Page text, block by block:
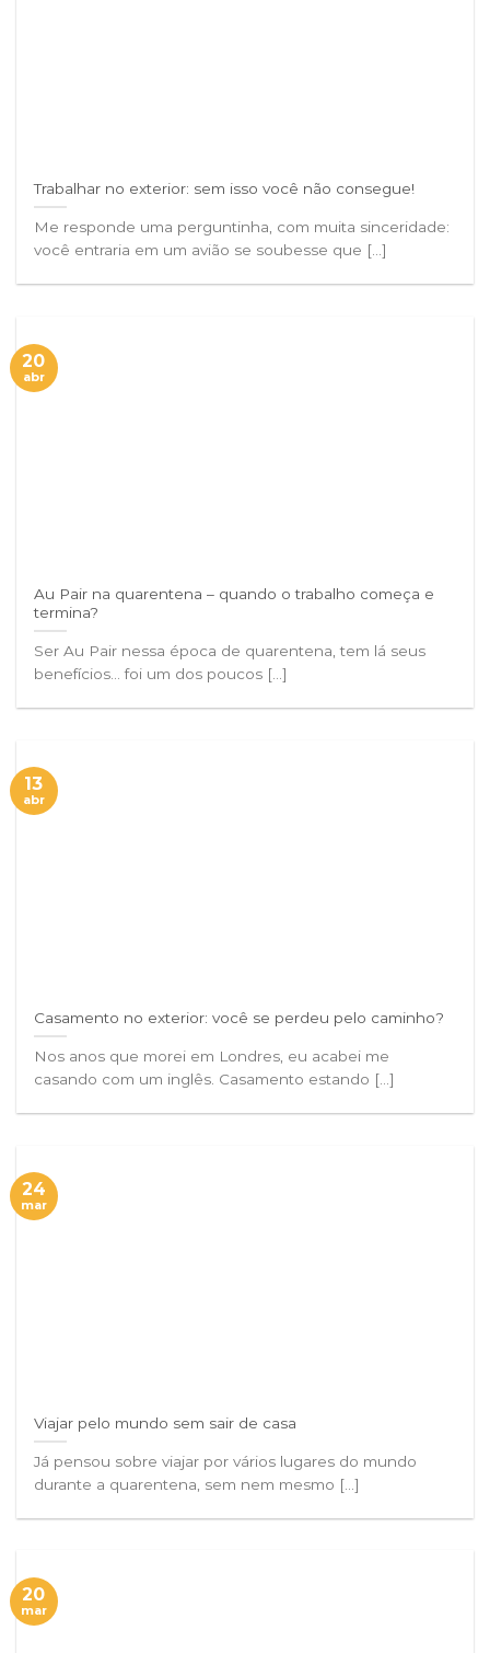
Trabalhar no exterior: sem isso você não consegue!
Me responde uma perguntinha, com muita sinceridade:
você entraria em um avião se soubesse que [...]
Au Pair na quarentena – quando o trabalho começa e
termina?
Ser Au Pair nessa época de quarentena, tem lá seus
benefícios… foi um dos poucos [...]
20
abr
Casamento no exterior: você se perdeu pelo caminho?
Nos anos que morei em Londres, eu acabei me
casando com um inglês. Casamento estando [...]
13
abr
Viajar pelo mundo sem sair de casa
Já pensou sobre viajar por vários lugares do mundo
durante a quarentena, sem nem mesmo [...]
24
mar
20
mar